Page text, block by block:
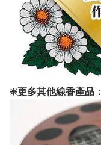
❇️更多其他線香產品：